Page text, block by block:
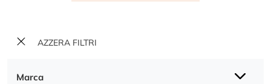
AZZERA FILTRI
Marca